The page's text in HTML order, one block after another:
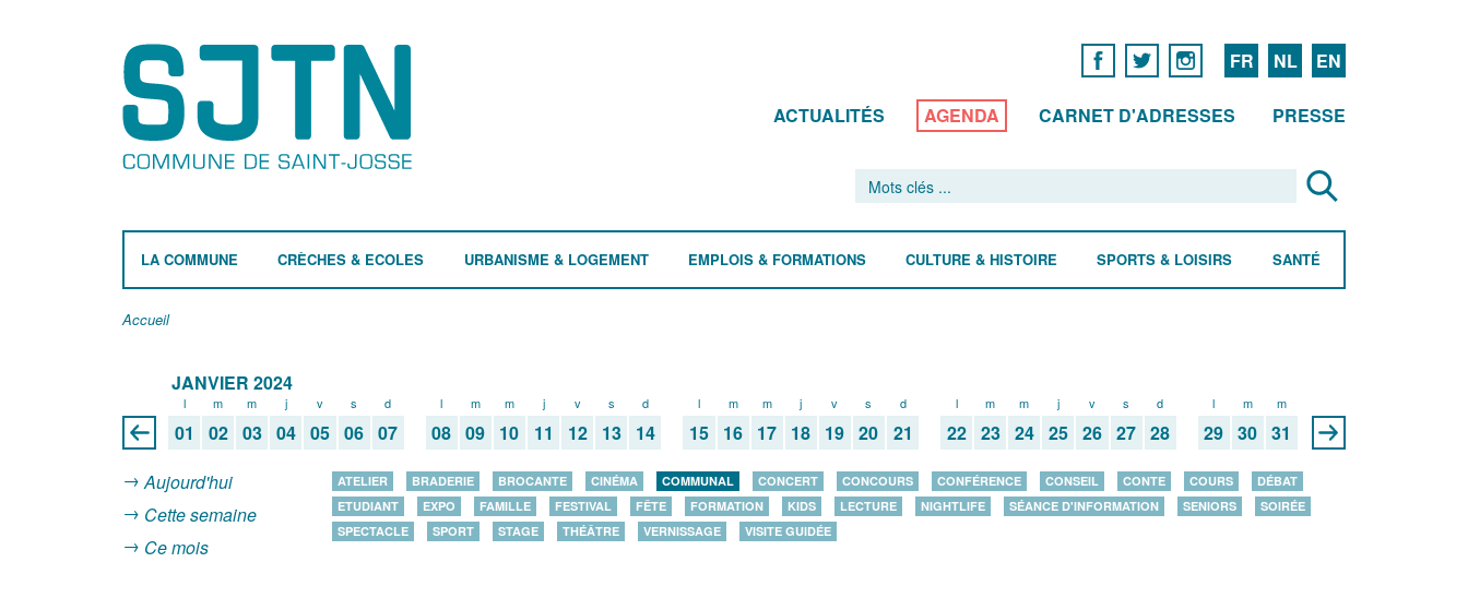
FR NL EN
ACTUALITÉS AGENDA CARNET D'ADRESSES PRESSE
LA COMMUNE CRÈCHES & ECOLES URBANISME & LOGEMENT EMPLOIS & FORMATIONS CULTURE & HISTOIRE SPORTS & LOISIRS SANTÉ
Accueil
JANVIER 2024
l
01
m
02
m
03
j
04
v
05
s
06
d
07
l
08
m
09
m
10
j
11
v
12
s
13
d
14
l
15
m
16
m
17
j
18
v
19
s
20
d
21
l
22
m
23
m
24
j
25
v
26
s
27
d
28
l
29
m
30
m
31
Aujourd'hui
Cette semaine
Ce mois
ATELIER BRADERIE BROCANTE CINÉMA COMMUNAL CONCERT CONCOURS CONFÉRENCE CONSEIL CONTE COURS
DÉBAT
ETUDIANT
EXPO FAMILLE FESTIVAL FÊTE FORMATION KIDS LECTURE NIGHTLIFE SÉANCE D'INFORMATION SENIORS
SOIRÉE
SPECTACLE
SPORT STAGE THÉÂTRE VERNISSAGE VISITE GUIDÉE